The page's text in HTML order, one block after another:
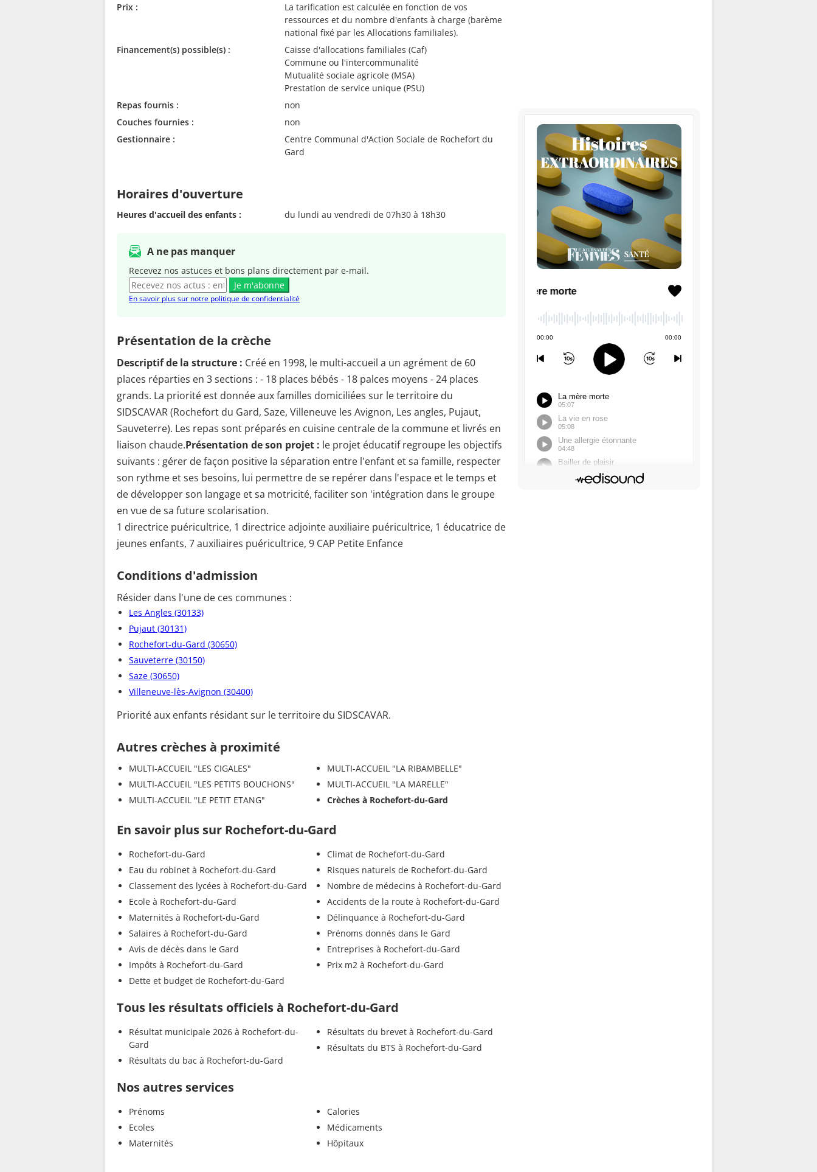
Prix :
La tarification est calculée en fonction de vos
ressources et du nombre d'enfants à charge (barème
national fixé par les Allocations familiales).
Financement(s) possible(s) :
Caisse d'allocations familiales (Caf)
Commune ou l'intercommunalité
Mutualité sociale agricole (MSA)
Prestation de service unique (PSU)
Repas fournis :
non
Couches fournies :
non
Gestionnaire :
Centre Communal d'Action Sociale de Rochefort du
Gard
Horaires d'ouverture
Heures d'accueil des enfants : du lundi au vendredi de 07h30 à 18h30
A ne pas manquer
Recevez nos astuces et bons plans directement par e-mail.
Je m'abonne
En savoir plus sur notre politique de confidentialité
Présentation de la crèche
Descriptif de la structure : Créé en 1998, le multi-accueil a un agrément de 60
places réparties en 3 sections : - 18 places bébés - 18 palces moyens - 24 places
grands. La priorité est donnée aux familles domiciliées sur le territoire du
SIDSCAVAR (Rochefort du Gard, Saze, Villeneuve les Avignon, Les angles, Pujaut,
Sauveterre). Les repas sont préparés en cuisine centrale de la commune et livrés en
liaison chaude.Présentation de son projet : le projet éducatif regroupe les objectifs
suivants : gérer de façon positive la séparation entre l'enfant et sa famille, respecter
son rythme et ses besoins, lui permettre de se repérer dans l'espace et le temps et
de développer son langage et sa motricité, faciliter son 'intégration dans le groupe
en vue de sa future scolarisation.
1 directrice puéricultrice, 1 directrice adjointe auxiliaire puéricultrice, 1 éducatrice de
jeunes enfants, 7 auxiliaires puéricultrice, 9 CAP Petite Enfance
Conditions d'admission
Résider dans l'une de ces communes :
Les Angles (30133)
Pujaut (30131)
Rochefort-du-Gard (30650)
Sauveterre (30150)
Saze (30650)
Villeneuve-lès-Avignon (30400)
Priorité aux enfants résidant sur le territoire du SIDSCAVAR.
Autres crèches à proximité
MULTI-ACCUEIL "LES CIGALES"
MULTI-ACCUEIL "LES PETITS BOUCHONS"
MULTI-ACCUEIL "LE PETIT ETANG"
MULTI-ACCUEIL "LA RIBAMBELLE"
MULTI-ACCUEIL "LA MARELLE"
Crèches à Rochefort-du-Gard
En savoir plus sur Rochefort-du-Gard
Rochefort-du-Gard
Eau du robinet à Rochefort-du-Gard
Classement des lycées à Rochefort-du-Gard
Ecole à Rochefort-du-Gard
Maternités à Rochefort-du-Gard
Salaires à Rochefort-du-Gard
Avis de décès dans le Gard
Impôts à Rochefort-du-Gard
Dette et budget de Rochefort-du-Gard
Climat de Rochefort-du-Gard
Risques naturels de Rochefort-du-Gard
Nombre de médecins à Rochefort-du-Gard
Accidents de la route à Rochefort-du-Gard
Délinquance à Rochefort-du-Gard
Prénoms donnés dans le Gard
Entreprises à Rochefort-du-Gard
Prix m2 à Rochefort-du-Gard
Tous les résultats officiels à Rochefort-du-Gard
Résultat municipale 2026 à Rochefort-du-
Gard
Résultats du bac à Rochefort-du-Gard
Résultats du brevet à Rochefort-du-Gard
Résultats du BTS à Rochefort-du-Gard
Nos autres services
Prénoms
Ecoles
Maternités
Calories
Médicaments
Hôpitaux